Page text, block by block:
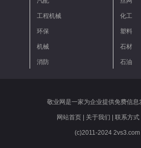
工程机械
环保
机械
消防
化工
塑料
石材
石油
敬业网是一家为企业提供免费信
网站首页 关于我们 联系方式
(c)2011-2024